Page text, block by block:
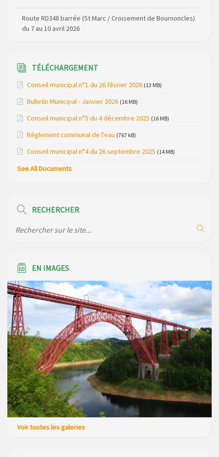
Route RD348 barrée (St Marc / Croisement de Bournoncles)
du 7 au 10 avril 2026
Coupure de courant secteur Maladet, La Foulière et
Lespinas le 16 avril 2025
canaux de diffusion le 20 février 2026
Arrêté de circulation RD13 et RD909 (dépôt de matériel sur
la voirie)
Règlementation de la Pêche (dates d’ouverture et
réserves) pour la saison 2026
Modification de gestion du camping de Saint Just, ses
bungalows bois, ses chalets et sa piscine
TÉLÉCHARGEMENT
Conseil municipal n°1 du 26 février 2026 (13 MB)
Bulletin Municipal - Janvier 2026 (16 MB)
Conseil municipal n°5 du 4 décembre 2025 (16 MB)
Règlement communal de l'eau (767 kB)
Conseil municipal n°4 du 26 septembre 2025 (14 MB)
See All Documents
RECHERCHER
EN IMAGES
Voir toutes les galeries